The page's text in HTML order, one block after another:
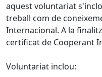
aquest voluntariat
treball com de
Internacional. A la
certificat de Cooperant
Voluntariat inclou: